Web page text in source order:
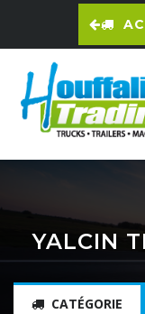
YALCIN
CATÉGORIE